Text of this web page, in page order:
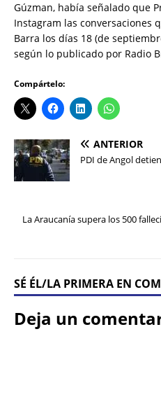
Gúzman, había señalado que
Instagram las conversaciones
Barra los días 18 (de
según lo publicado por Radio
Compártelo:
ANTERIOR
PDI de Angol
La Araucanía supera los 500
SÉ ÉL/LA PRIMERA EN
Deja un